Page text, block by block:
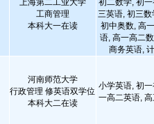
上海第二工业大学
工商管理
本科大一在读
初二数学, 初
三英语, 初三
初中奥数, 高
语, 高一高二
商务英语,
河南师范大学
行政管理 修英语双学位
本科大二在读
小学英语, 初
一高二英语,